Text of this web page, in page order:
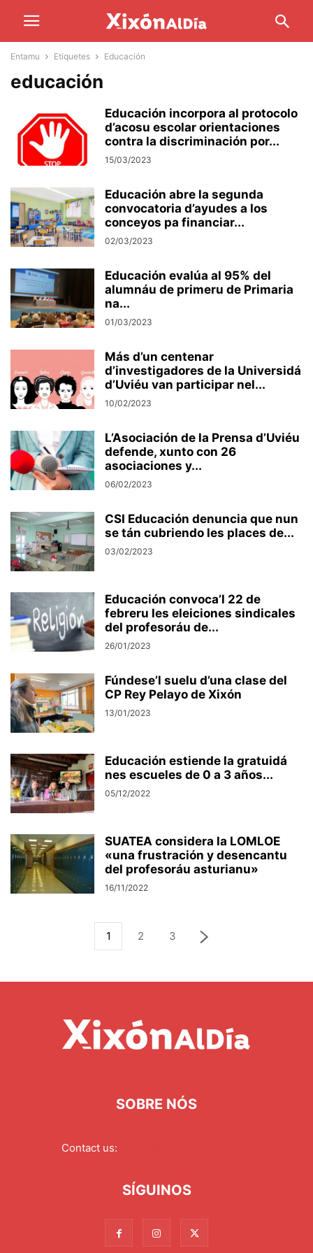
Entamu Etiquetes Educación
educación
Educación incorpora al protocolo
d’acosu escolar orientaciones
contra la discriminación por...
15/03/2023
Educación abre la segunda
convocatoria d’ayudes a los
conceyos pa financiar...
02/03/2023
Educación evalúa al 95% del
alumnáu de primeru de Primaria
na...
01/03/2023
Más d’un centenar
d’investigadores de la Universidá
d’Uviéu van participar nel...
10/02/2023
L’Asociación de la Prensa d’Uviéu
defende, xunto con 26
asociaciones y...
06/02/2023
CSI Educación denuncia que nun
se tán cubriendo les places de...
03/02/2023
Educación convoca’l 22 de
febreru les eleiciones sindicales
del profesoráu de...
26/01/2023
Fúndese’l suelu d’una clase del
CP Rey Pelayo de Xixón
13/01/2023
Educación estiende la gratuidá
nes escueles de 0 a 3 años...
05/12/2022
SUATEA considera la LOMLOE
«una frustración y desencantu
del profesoráu asturianu»
16/11/2022
1 2 3
SOBRE NÓS
Contact us:
SÍGUINOS